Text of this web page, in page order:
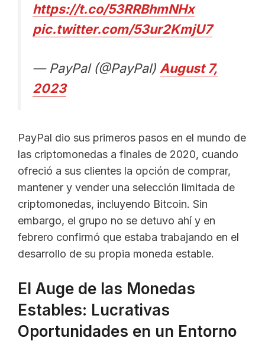
https://t.co/53RRBhmNHx
pic.twitter.com/53ur2KmjU7
— PayPal (@PayPal) August 7,
2023
PayPal dio sus primeros pasos en el mundo de
las criptomonedas a finales de 2020, cuando
ofreció a sus clientes la opción de comprar,
mantener y vender una selección limitada de
criptomonedas, incluyendo Bitcoin. Sin
embargo, el grupo no se detuvo ahí y en
febrero confirmó que estaba trabajando en el
desarrollo de su propia moneda estable.
El Auge de las Monedas
Estables: Lucrativas
Oportunidades en un Entorno